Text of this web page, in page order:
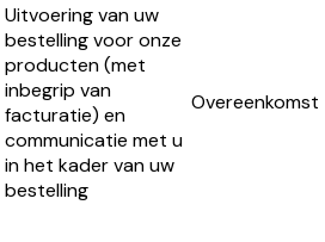
Uitvoering van uw
bestelling voor onze
producten (met
inbegrip van
facturatie) en
communicatie met u
in het kader van uw
bestelling
Overeenkomst